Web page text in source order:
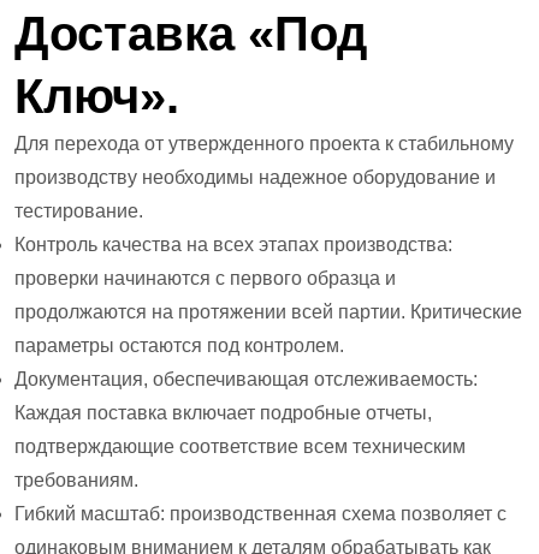
Доставка «под
Ключ».
Для перехода от утвержденного проекта к стабильному
производству необходимы надежное оборудование и
тестирование.
Контроль качества на всех этапах производства:
проверки начинаются с первого образца и
продолжаются на протяжении всей партии. Критические
параметры остаются под контролем.
Документация, обеспечивающая отслеживаемость:
Каждая поставка включает подробные отчеты,
подтверждающие соответствие всем техническим
требованиям.
Гибкий масштаб: производственная схема позволяет с
одинаковым вниманием к деталям обрабатывать как